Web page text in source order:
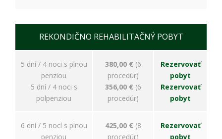
REKONDIČNO REHABILITAČNÝ POBYT
5 dní / 4 noci s plnou
penziou
5 dní / 4 noci s
polpenziou
380,00 € (6
procedúr)
356,00 € (6
procedúr)
Rezervovať
pobyt
Rezervovať
pobyt
6 dní / 5 nocí s plnou
penziou
425,00 € (8
procedúr)
Rezervovať
pobyt